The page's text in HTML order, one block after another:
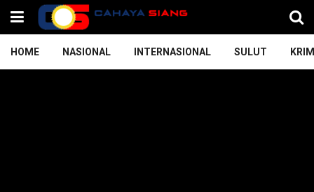
HOME NASIONAL INTERNASIONAL SULUT